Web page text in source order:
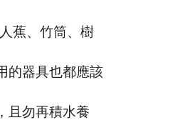
蕉、竹筒、樹
的器具也都應該
且勿再積水養